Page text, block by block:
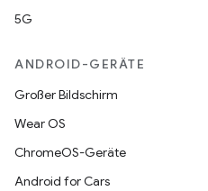
5G
ANDROID-GERÄTE
Großer Bildschirm
Wear OS
ChromeOS-Geräte
Android for Cars